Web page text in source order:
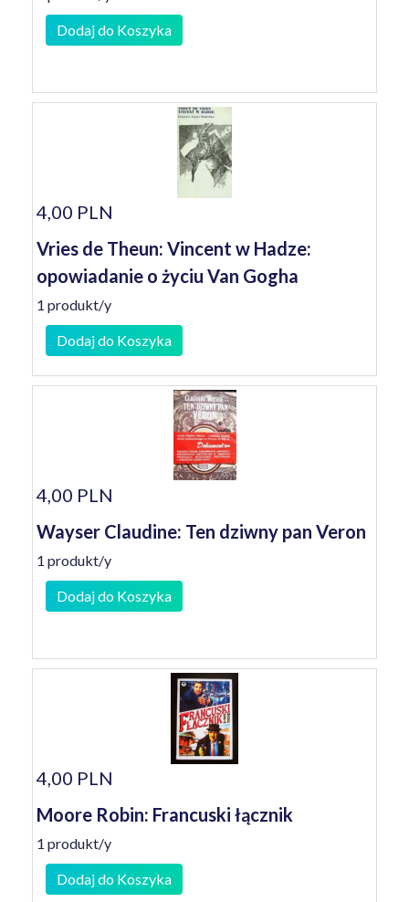
Dodaj do Koszyka
4,00 PLN
Vries de Theun: Vincent w Hadze:
opowiadanie o życiu Van Gogha
1 produkt/y
Dodaj do Koszyka
4,00 PLN
Wayser Claudine: Ten dziwny pan Veron
1 produkt/y
Dodaj do Koszyka
4,00 PLN
Moore Robin: Francuski łącznik
1 produkt/y
Dodaj do Koszyka